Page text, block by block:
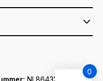
NL864329222B01
0